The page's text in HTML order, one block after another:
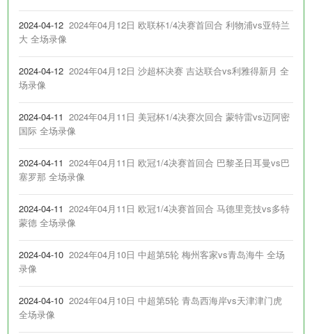
2024-04-12 2024年04月12日 欧联杯1/4决赛首回合 利物浦vs亚特兰
大 全场录像
2024-04-12 2024年04月12日 沙超杯决赛 吉达联合vs利雅得新月 全
场录像
2024-04-11 2024年04月11日 美冠杯1/4决赛次回合 蒙特雷vs迈阿密
国际 全场录像
2024-04-11 2024年04月11日 欧冠1/4决赛首回合 巴黎圣日耳曼vs巴
塞罗那 全场录像
2024-04-11 2024年04月11日 欧冠1/4决赛首回合 马德里竞技vs多特
蒙德 全场录像
2024-04-10 2024年04月10日 中超第5轮 梅州客家vs青岛海牛 全场
录像
2024-04-10 2024年04月10日 中超第5轮 青岛西海岸vs天津津门虎
全场录像